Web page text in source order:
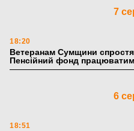
7
18:20
Ветеранам Сумщини
Пенсійний фонд
6
18:51